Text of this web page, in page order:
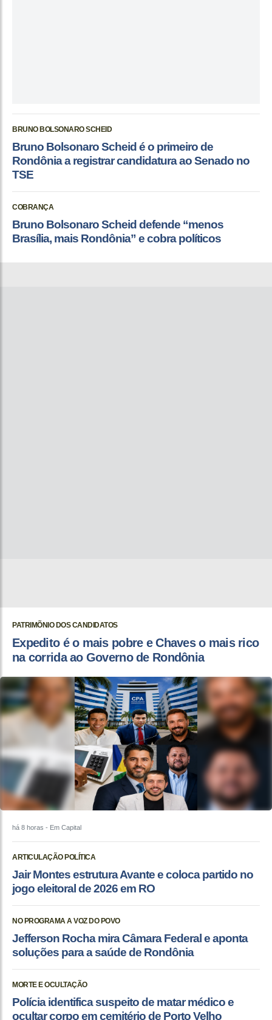
BRUNO BOLSONARO SCHEID
Bruno Bolsonaro Scheid é o primeiro de
Rondônia a registrar candidatura ao Senado no
TSE
COBRANÇA
Bruno Bolsonaro Scheid defende “menos
Brasília, mais Rondônia” e cobra políticos
PATRIMÕNIO DOS CANDIDATOS
Expedito é o mais pobre e Chaves o mais rico
na corrida ao Governo de Rondônia
há 8 horas - Em Capital
ARTICULAÇÃO POLÍTICA
Jair Montes estrutura Avante e coloca partido no
jogo eleitoral de 2026 em RO
NO PROGRAMA A VOZ DO POVO
Jefferson Rocha mira Câmara Federal e aponta
soluções para a saúde de Rondônia
MORTE E OCULTAÇÃO
Polícia identifica suspeito de matar médico e
ocultar corpo em cemitério de Porto Velho